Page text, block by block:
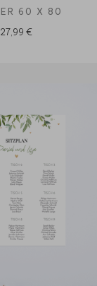
60 X 80
27,99 €